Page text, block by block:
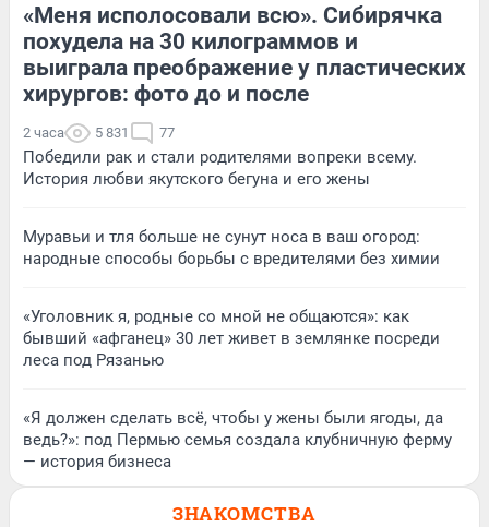
«Меня исполосовали всю». Сибирячка
похудела на 30 килограммов и
выиграла преображение у пластических
хирургов: фото до и после
2 часа 5 831 77
Победили рак и стали родителями вопреки всему.
История любви якутского бегуна и его жены
Муравьи и тля больше не сунут носа в ваш огород:
народные способы борьбы с вредителями без химии
«Уголовник я, родные со мной не общаются»: как
бывший «афганец» 30 лет живет в землянке посреди
леса под Рязанью
«Я должен сделать всё, чтобы у жены были ягоды, да
ведь?»: под Пермью семья создала клубничную ферму
— история бизнеса
ЗНАКОМСТВА